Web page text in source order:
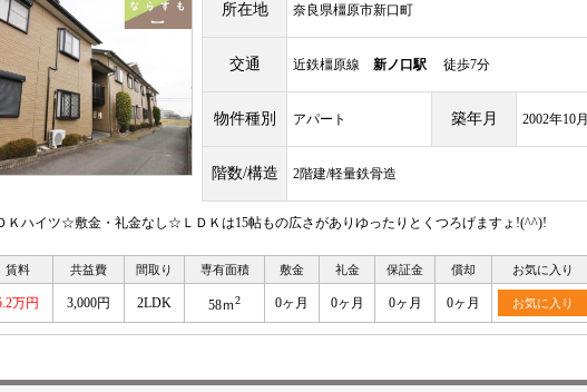
所在地 奈良県橿原市新口町
交通 近鉄橿原線 新ノ口駅 徒歩7分
物件種別 アパート 築年月 2002年10月
階数/構造 2階建/軽量鉄骨造
Ｋハイツ☆敷金・礼金なし☆ＬＤＫは15帖もの広さがありゆったりとくつろげますょ!(^^)!
賃料 共益費 間取り 専有面積 敷金 礼金 保証金 償却 お気に入り
万円 3,000円 2LDK 58ｍ2 0ヶ月 0ヶ月 0ヶ月 0ヶ月 お気に入り